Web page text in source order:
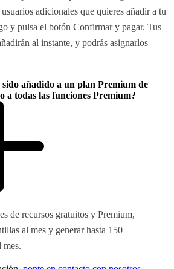
adicionales que quieres añadir a tu
y pulsa el botón Confirmar y pagar. Tus
al instante, y podrás asignarlos
añadido a un plan Premium de
a todas las funciones Premium?
de recursos gratuitos y Premium,
al mes y generar hasta 150
mes.